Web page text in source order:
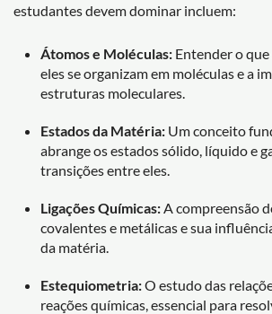
estudantes devem dominar incluem:
Átomos e Moléculas: Entender o
eles se organizam em moléculas e a
estruturas moleculares.
Estados da Matéria: Um conceito
abrange os estados sólido, líquido e
transições entre eles.
Ligações Químicas: A compreensão
covalentes e metálicas e sua
da matéria.
Estequiometria:O estudo das
reações químicas, essencial para